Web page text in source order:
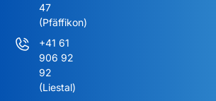
47
(Pfäffikon)
+41 61
906 92
92
(Liestal)